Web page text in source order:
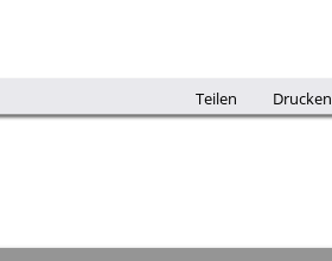
Teilen Drucken